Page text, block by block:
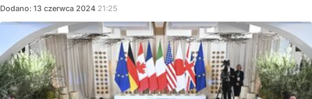
Dodano: 13 czerwca 2024 21:25